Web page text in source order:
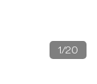
1/20